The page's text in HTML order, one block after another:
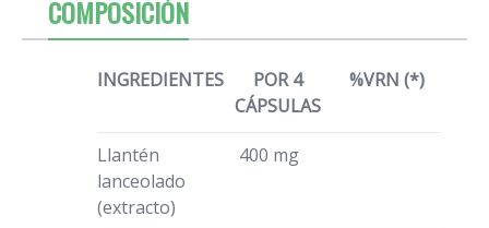
COMPOSICIÓN
INGREDIENTES
POR 4
CÁPSULAS
%VRN (*)
Llantén
lanceolado
(extracto)
400 mg